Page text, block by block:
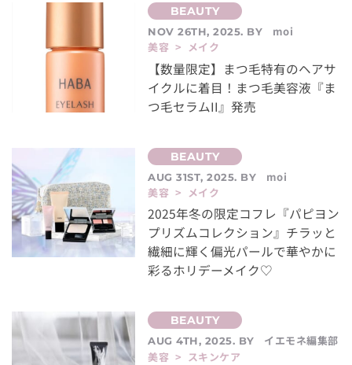
NOV 26TH, 2025. BY
moi
美容 > メイク
【数量限定】まつ毛特有のヘアサ
イクルに着目！まつ毛美容液『ま
つ毛セラムII』発売
AUG 31ST, 2025. BY
moi
美容 > メイク
2025年冬の限定コフレ『パピヨン
プリズムコレクション』チラッと
繊細に輝く偏光パールで華やかに
彩るホリデーメイク♡
AUG 4TH, 2025. BY
イエモネ編集部
美容 > スキンケア